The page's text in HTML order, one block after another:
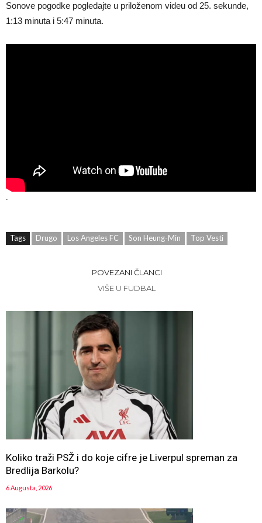
Sonove pogodke pogledajte u priloženom videu od 25. sekunde,
1:13 minuta i 5:47 minuta.
.
Tags Drugo Los Angeles FC Son Heung-Min Top Vesti
POVEZANI ČLANCI
VIŠE U FUDBAL
Koliko traži PSŽ i do koje cifre je Liverpul spreman za
Bredlija Barkolu?
6 Augusta, 2026